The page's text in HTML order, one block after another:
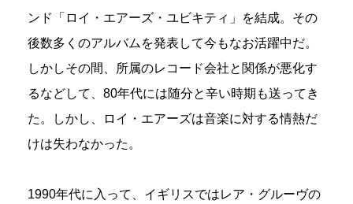
ンド「ロイ・エアーズ・ユビキティ」を結成。その
後数多くのアルバムを発表して今もなお活躍中だ。
しかしその間、所属のレコード会社と関係が悪化す
るなどして、80年代には随分と辛い時期も送ってき
た。しかし、ロイ・エアーズは音楽に対する情熱だ
けは失わなかった。
1990年代に入って、イギリスではレア・グルーヴの